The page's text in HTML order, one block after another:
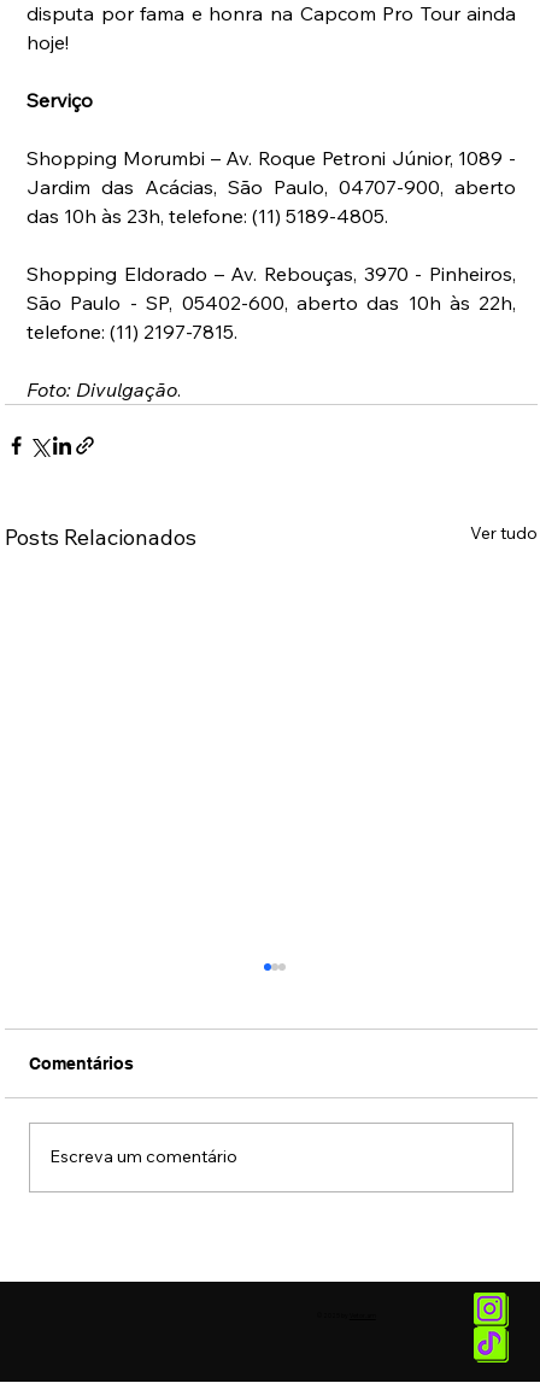
disputa por fama e honra na Capcom Pro Tour ainda
hoje!
Serviço
Shopping Morumbi – Av. Roque Petroni Júnior, 1089 -
Jardim das Acácias, São Paulo, 04707-900, aberto
das 10h às 23h, telefone: (11) 5189-4805.
Shopping Eldorado – Av. Rebouças, 3970 - Pinheiros,
São Paulo - SP, 05402-600, aberto das 10h às 22h,
telefone: (11) 2197-7815.
Foto: Divulgação.
Posts Relacionados Ver tudo
Comentários
Escreva um comentário